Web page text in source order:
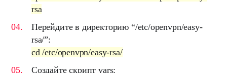
rsa
Перейдите в директорию “/etc/openvpn/easy-
rsa/”:
cd /etc/openvpn/easy-rsa/
Cоздайте скриптvars: